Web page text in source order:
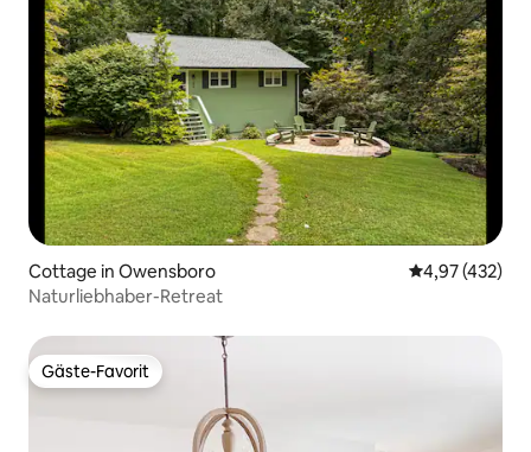
Cottage in Owensboro
4,97 (432)
Naturliebhaber-Retreat
Gäste-Favorit
Gäste-Favorit